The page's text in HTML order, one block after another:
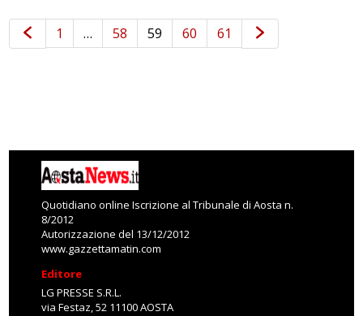
1 … 58 59 60 61
Quotidiano online Iscrizione al Tribunale di Aosta n.
8/2012
Autorizzazione del 13/12/2012
www.gazzettamatin.com
Editore
LG PRESSE S.R.L.
via Festaz, 52 11100 AOSTA